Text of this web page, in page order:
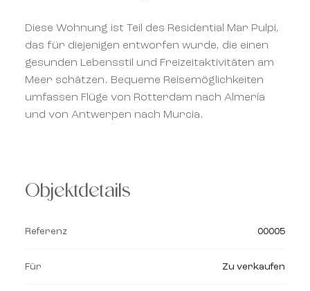
Diese Wohnung ist Teil des Residential Mar Pulpi,
das für diejenigen entworfen wurde, die einen
gesunden Lebensstil und Freizeitaktivitäten am
Meer schätzen. Bequeme Reisemöglichkeiten
umfassen Flüge von Rotterdam nach Almería
und von Antwerpen nach Murcia.
Objektdetails
Referenz 00005
Für Zu verkaufen